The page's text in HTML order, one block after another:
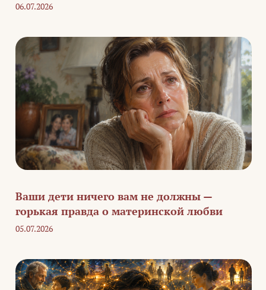
06.07.2026
Ваши дети ничего вам не должны —
горькая правда о материнской любви
05.07.2026